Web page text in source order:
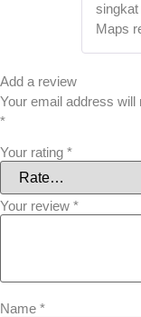
Maps
Add a review
Your email address will
*
Your rating *
Your review *
Name *